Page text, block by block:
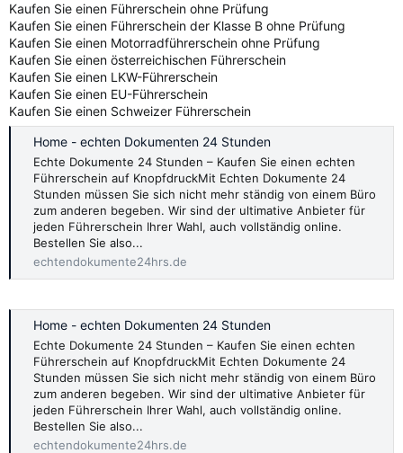
Kaufen Sie einen Führerschein ohne Prüfung
Kaufen Sie einen Führerschein der Klasse B ohne Prüfung
Kaufen Sie einen Motorradführerschein ohne Prüfung
Kaufen Sie einen österreichischen Führerschein
Kaufen Sie einen LKW-Führerschein
Kaufen Sie einen EU-Führerschein
Kaufen Sie einen Schweizer Führerschein
Home - echten Dokumenten 24 Stunden
Echte Dokumente 24 Stunden – Kaufen Sie einen echten
Führerschein auf KnopfdruckMit Echten Dokumente 24
Stunden müssen Sie sich nicht mehr ständig von einem Büro
zum anderen begeben. Wir sind der ultimative Anbieter für
jeden Führerschein Ihrer Wahl, auch vollständig online.
Bestellen Sie also...
echtendokumente24hrs.de
Home - echten Dokumenten 24 Stunden
Echte Dokumente 24 Stunden – Kaufen Sie einen echten
Führerschein auf KnopfdruckMit Echten Dokumente 24
Stunden müssen Sie sich nicht mehr ständig von einem Büro
zum anderen begeben. Wir sind der ultimative Anbieter für
jeden Führerschein Ihrer Wahl, auch vollständig online.
Bestellen Sie also...
echtendokumente24hrs.de